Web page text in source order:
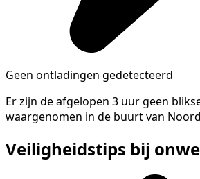
Geen ontladingen gedetecteerd
Er zijn de afgelopen 3 uur geen
waargenomen in de buurt van
Veiligheidstips bij